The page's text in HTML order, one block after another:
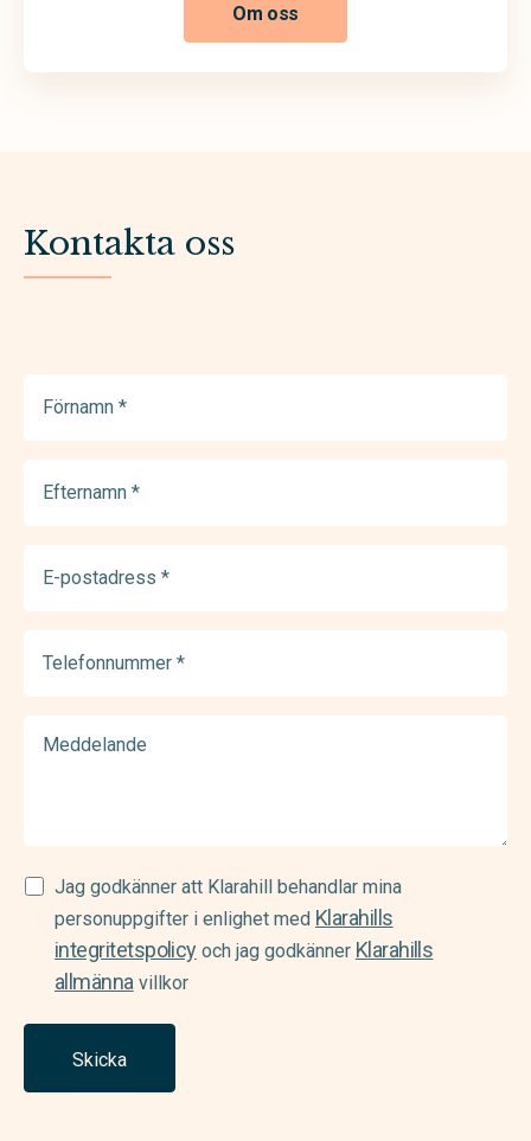
Om oss
Kontakta oss
(Required)
(Required)
postadress
(Required)
Samtycke
(Required)
Jag godkänner att Klarahill behandlar mina
personuppgifter i enlighet med Klarahills
integritetspolicyoch jag godkänner Klarahills
allmännavillkor
Skicka